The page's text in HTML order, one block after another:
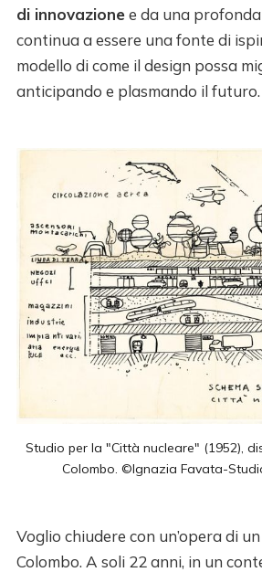
di innovazionee da una
continua a essere una fonte di
modello di come il design possa
anticipando e plasmando il futuro.
Studio per la "Città nucleare" (1952),
Colombo. ©Ignazia Favata-
Voglio chiudere con un’opera di
Colombo. A soli 22 anni, in un